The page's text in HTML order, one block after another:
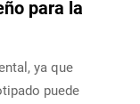
para la
ya que
puede